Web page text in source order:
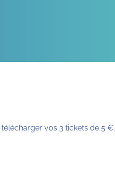
vos 3 tickets de 5 €.